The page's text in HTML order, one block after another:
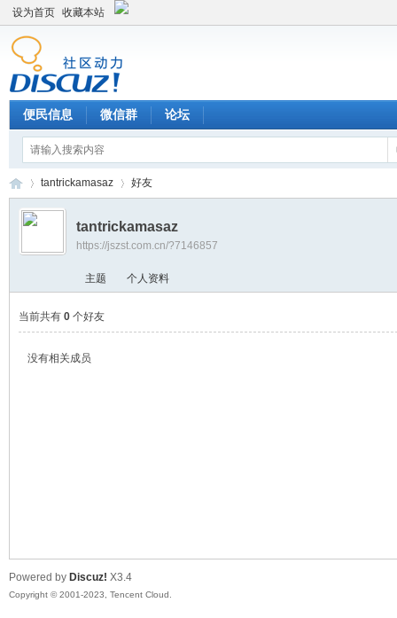
设为首页 收藏本站
便民信息 微信群 论坛
›
tantrickamasaz 好友
tantrickamasaz
https://jszst.com.cn/?7146857
主题 个人资料
当前共有 0个好友
没有相关成员
Powered by Discuz! X3.4
Copyright © 2001-2023, Tencent Cloud.